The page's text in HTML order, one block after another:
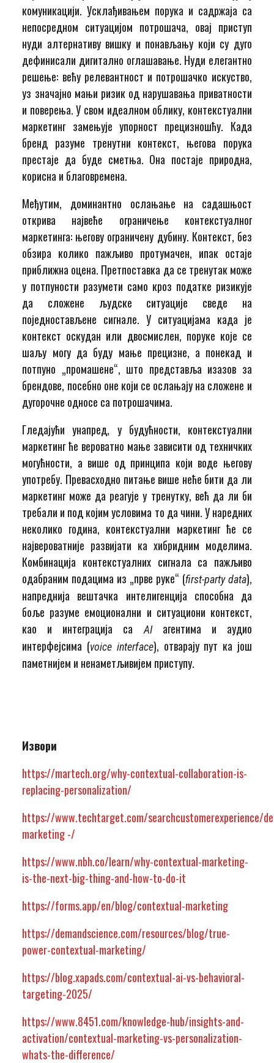
комуникацији. Усклађивањем порука и садржаја са
непосредном ситуацијом потрошача, овај приступ
нуди алтернативу вишку и понављању који су дуго
дефинисали дигитално оглашавање. Нуди елегантно
решење: већу релевантност и потрошачко искуство,
уз значајно мањи ризик од нарушавања приватности
и поверења. У свом идеалном облику, контекстуални
маркетинг замењује упорност прецизношћу. Када
бренд разуме тренутни контекст, његова порука
престаје да буде сметња. Она постаје природна,
корисна и благовремена.
Међутим, доминантно ослањање на садашњост
открива највеће ограничење контекстуалног
маркетинга: његову ограничену дубину. Контекст, без
обзира колико пажљиво протумачен, ипак остаје
приближна оцена. Претпоставка да се тренутак може
у потпуности разумети само кроз податке ризикује
да сложене људске ситуације сведе на
поједностављене сигнале. У ситуацијама када је
контекст оскудан или двосмислен, поруке које се
шаљу могу да буду мање прецизне, а понекад и
потпуно „промашене“, што представља изазов за
брендове, посебно оне који се ослањају на сложене и
дугорочне односе са потрошачима.
Гледајући унапред, у будућности, контекстуални
маркетинг ће вероватно мање зависити од техничких
могућности, а више од принципа који воде његову
употребу. Превасходно питање више неће бити да ли
маркетинг може да реагује у тренутку, већ да ли би
требали и под којим условима то да чини. У наредних
неколико година, контекстуални маркетинг ће се
највероватније развијати ка хибридним моделима.
Комбинација контекстуалних сигнала са пажљиво
одабраним подацима из „прве руке“ (first-party data),
напреднија вештачка интелигенција способна да
боље разуме емоционални и ситуациони контекст,
као и интеграција са
AIагентима и аудио
интерфејсима (voice interface), отварају пут ка још
паметнијем и ненаметљивијем приступу.
Извори
https://martech.org/why-contextual-collaboration-is-
replacing-personalization/
https://www.techtarget.com/searchcustomerexperience/
marketing -/
https://www.nbh.co/learn/why-contextual-marketing-
is-the-next-big-thing-and-how-to-do-it
https://forms.app/en/blog/contextual-marketing
https://demandscience.com/resources/blog/true-
power-contextual-marketing/
https://blog.xapads.com/contextual-ai-vs-behavioral-
targeting-2025/
https://www.8451.com/knowledge-hub/insights-and-
activation/contextual-marketing-vs-personalization-
whats-the-difference/